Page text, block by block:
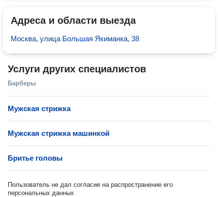
Адреса и области выезда
Москва, улица Большая Якиманка, 38
Услуги других специалистов
Барберы
Мужская стрижка
Мужская стрижка машинкой
Бритье головы
Пользователь не дал согласие на распространение его
персональных данных